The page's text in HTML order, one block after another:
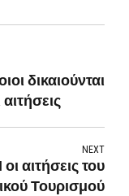
δικαιούνται
NEXT
αιτήσεις του
Τουρισμού